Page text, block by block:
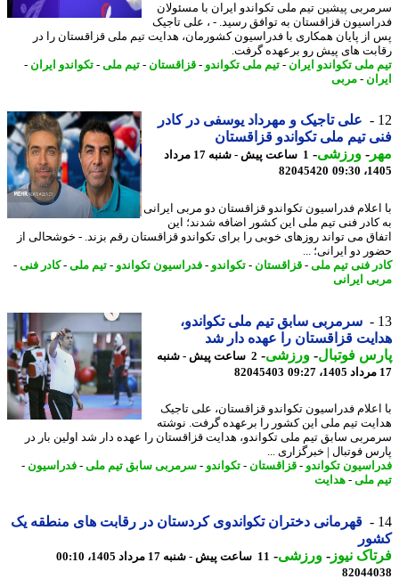
پیشین تیم ملی تکواندو ایران با مسئولان
قزاقستان به توافق رسید. - ، علی تاجیک
پایان همکاری با فدراسیون کشورمان، هدایت تیم ملی قزاقستان را در
های پیش رو برعهده گرفت.
ملی تکواندو ایران - تیم ملی تکواندو-قزاقستان-تیم ملی -تکواندو ایران -
- مربی
علی تاجیک و مهرداد یوسفی در کادر
تیم ملی تکواندو قزاقستان
-ورزشی-
1 ساعت پیش - شنبه 17 مرداد
82045420
فدراسیون تکواندو قزاقستان دو مربی ایرانی
فنی تیم ملی این کشور اضافه شدند؛ این
می تواند روزهای خوبی را برای تکواندو قزاقستان رقم بزند. - خوشحالی از
دو ایرانی؛ ...
فنی تیم ملی -قزاقستان-تکواندو-فدراسیون تکواندو-تیم ملی -کادر فنی -
ایرانی
سرمربی سابق تیم ملی تکواندو،
قزاقستان را عهده دار شد
فوتبال-ورزشی-
2 ساعت پیش - شنبه
82045403
فدراسیون تکواندو قزاقستان، علی تاجیک
تیم ملی این کشور را برعهده گرفت. نوشته
سابق تیم ملی تکواندو، هدایت قزاقستان را عهده دار شد اولین بار در
فوتبال | خبرگزاری ...
تکواندو-قزاقستان-تکواندو-سرمربی سابق تیم ملی -فدراسیون-
ملی -هدایت
قهرمانی دختران تکواندوی کردستان در رقابت های منطقه یک
نیوز-ورزشی-11 ساعت پیش - شنبه 17 مرداد 1405، 00:10